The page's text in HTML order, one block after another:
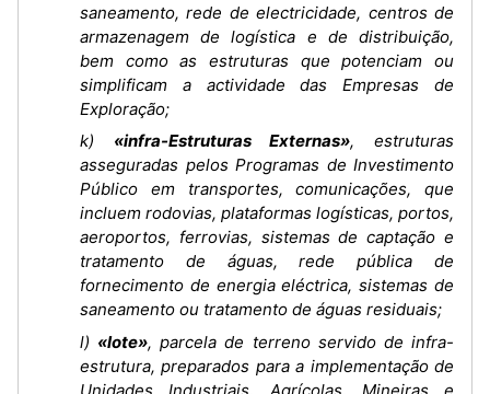
saneamento, rede de electricidade, centros de
armazenagem de logística e de distribuição,
bem como as estruturas que potenciam ou
simplificam a actividade das Empresas de
Exploração;
k) «infra-Estruturas Externas», estruturas
asseguradas pelos Programas de Investimento
Público em transportes, comunicações, que
incluem rodovias, plataformas logísticas, portos,
aeroportos, ferrovias, sistemas de captação e
tratamento de águas, rede pública de
fornecimento de energia eléctrica, sistemas de
saneamento ou tratamento de águas residuais;
l) «lote», parcela de terreno servido de infra-
estrutura, preparados para a implementação de
Unidades Industriais, Agrícolas, Mineiras e